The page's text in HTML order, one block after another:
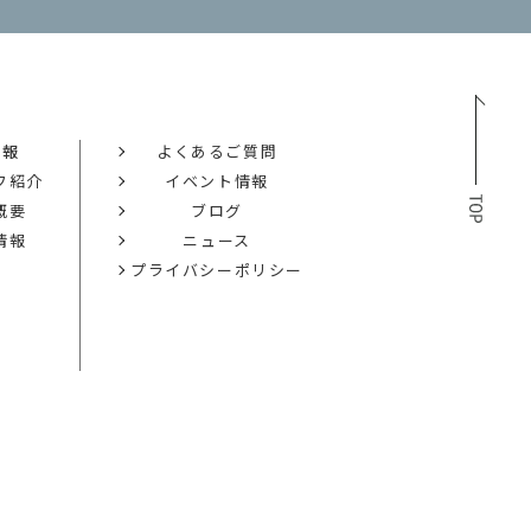
紹介
要
報
よくあるご質問
イベント情報
ブログ
ニュース
プライバシーポリシー